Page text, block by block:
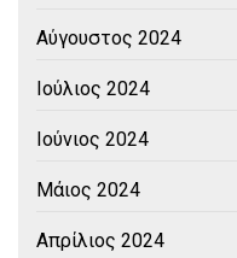
Αύγουστος 2024
Ιούλιος 2024
Ιούνιος 2024
Μάιος 2024
Απρίλιος 2024